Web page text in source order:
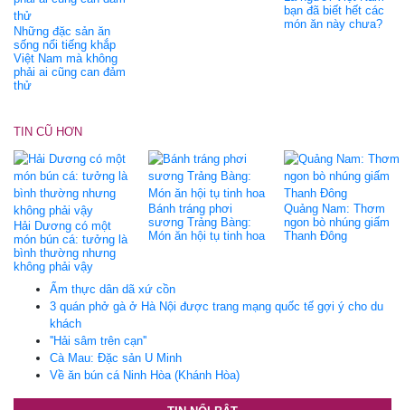
Những đặc sản ăn
sống nổi tiếng khắp
Việt Nam mà không
phải ai cũng can đảm
thử
bạn đã biết hết các
món ăn này chưa?
TIN CŨ HƠN
Hải Dương có một
món bún cá: tưởng là
bình thường nhưng
không phải vậy
Bánh tráng phơi
sương Trảng Bàng:
Món ăn hội tụ tinh hoa
Quảng Nam: Thơm
ngon bò nhúng giấm
Thanh Đông
Ẩm thực dân dã xứ cồn
3 quán phở gà ở Hà Nội được trang mạng quốc tế gợi ý cho du
khách
''Hải sâm trên cạn''
Cà Mau: Ðặc sản U Minh
Về ăn bún cá Ninh Hòa (Khánh Hòa)